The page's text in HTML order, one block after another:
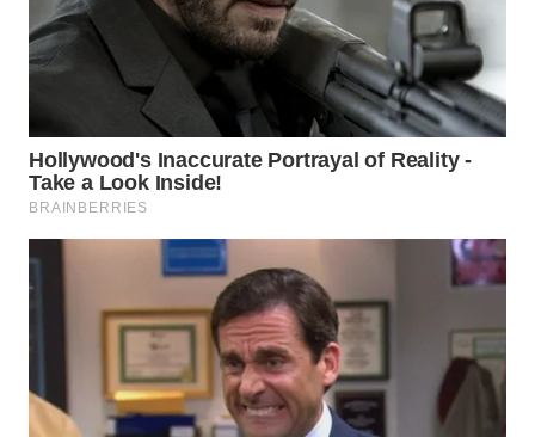
WN
KUNINGAN
MAJALENGKA
WN
SUBANG
SUKABUMI
PURWAKARTA